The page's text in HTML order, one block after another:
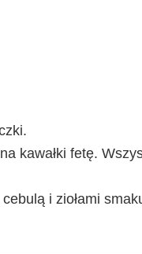
kawałki fetę.
i ziołami